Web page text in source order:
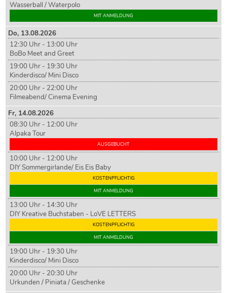
Wasserball / Waterpolo
MIT ANMELDUNG
Do, 13.08.2026
12:30 Uhr - 13:00 Uhr
BoBo Meet and Greet
19:00 Uhr - 19:30 Uhr
Kinderdisco/ Mini Disco
20:00 Uhr - 22:00 Uhr
Filmeabend/ Cinema Evening
Fr, 14.08.2026
08:30 Uhr - 12:00 Uhr
Alpaka Tour
AUSGEBUCHT
10:00 Uhr - 12:00 Uhr
DIY Sommergirlande/ Eis Eis Baby
KOSTENPFLICHTIG
MIT ANMELDUNG
13:00 Uhr - 14:30 Uhr
DIY Kreative Buchstaben - LoVE LETTERS
KOSTENPFLICHTIG
MIT ANMELDUNG
19:00 Uhr - 19:30 Uhr
Kinderdisco/ Mini Disco
20:00 Uhr - 20:30 Uhr
Urkunden / Piniata / Geschenke